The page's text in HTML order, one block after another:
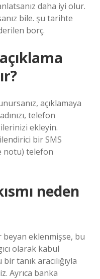
daha iyi olur.
bile. şu tarihte
borç.
açıklamaya
telefon
ekleyin.
bir SMS
notu) telefon
neden
eklenmişse, bu
olarak kabul
tanık aracılığıyla
Ayrıca banka